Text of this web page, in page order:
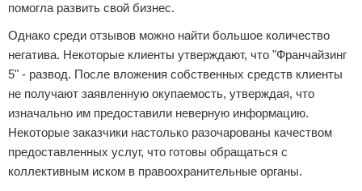
помогла развить свой бизнес.
Однако среди отзывов можно найти большое количество
негатива. Некоторые клиенты утверждают, что "Франчайзинг
5" - развод. После вложения собственных средств клиенты
не получают заявленную окупаемость, утверждая, что
изначально им предоставили неверную информацию.
Некоторые заказчики настолько разочарованы качеством
предоставленных услуг, что готовы обращаться с
коллективным иском в правоохранительные органы.